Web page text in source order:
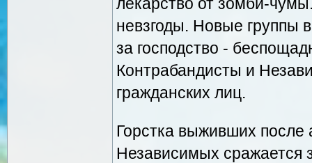
невзгоды. Новые группы
за господство -
Контрабандисты и
гражданских лиц.
Горстка выживших после
Независимых сражается